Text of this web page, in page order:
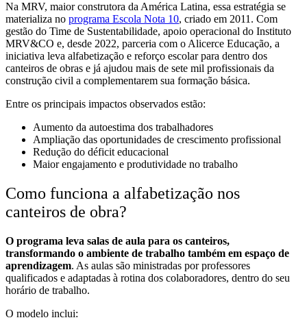
Na MRV, maior construtora da América Latina, essa estratégia se
materializa no programa Escola Nota 10, criado em 2011. Com
gestão do Time de Sustentabilidade, apoio operacional do Instituto
MRV&CO e, desde 2022, parceria com o Alicerce Educação, a
iniciativa leva alfabetização e reforço escolar para dentro dos
canteiros de obras e já ajudou mais de sete mil profissionais da
construção civil a complementarem sua formação básica.
Entre os principais impactos observados estão:
Aumento da autoestima dos trabalhadores
Ampliação das oportunidades de crescimento profissional
Redução do déficit educacional
Maior engajamento e produtividade no trabalho
Como funciona a alfabetização nos
canteiros de obra?
O programa leva salas de aula para os canteiros,
transformando o ambiente de trabalho também em espaço de
aprendizagem. As aulas são ministradas por professores
qualificados e adaptadas à rotina dos colaboradores, dentro do seu
horário de trabalho.
O modelo inclui: